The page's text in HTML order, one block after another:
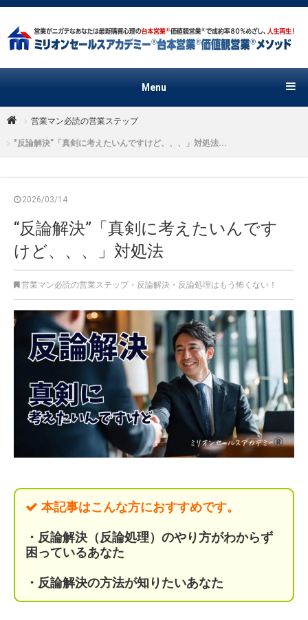
Menu
営業マン必読の営業ステップ
"反論解決”「真剣に考えたいんですけど、、、」対処法...
2026/03/14
“反論解決”「真剣に考えたいんです
けど、、、」対処法
営業マン必読の営業ステップ ・ 反論解決・反論処理はもう怖くない！
本記事はこんな方におすすめです。
・反論解決（反論処理）のやり方がわからず
困っているあなた
・反論解決の方法が知りたいあなた